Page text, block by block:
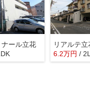
ール立花
リアルテ立
6.2万円 /